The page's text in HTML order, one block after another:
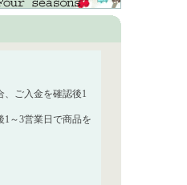
、ご入金を確認後1
～3営業日で商品を